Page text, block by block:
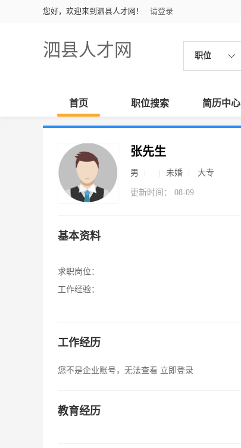
您好，欢迎来到泗县人才网！ 请登录
泗县人才网 职位
首页 职位搜索 简历中心
张先生
男 未婚 大专
更新时间： 08-09
基本资料
求职岗位：
工作经验：
工作经历
您不是企业账号，无法查看 立即登录
教育经历